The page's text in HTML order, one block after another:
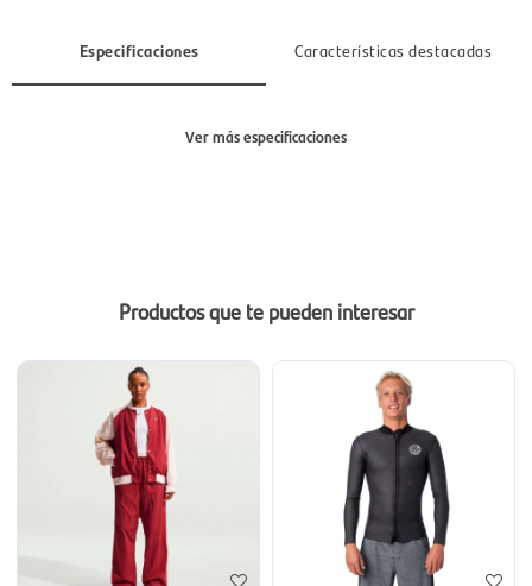
Especificaciones Características destacadas
Ver más especificaciones
Productos que te pueden interesar